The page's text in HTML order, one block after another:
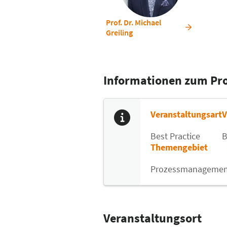
Prof. Dr. Michael
Greiling
Informationen zum
Veranstaltungsart
Best Practice
Themengebiet
Veranstaltungsort